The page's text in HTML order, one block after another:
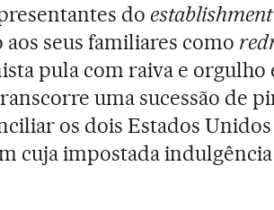
do establishment
aos seus familiares como
pula com raiva e orgulho
uma sucessão de
os dois Estados
cuja impostada